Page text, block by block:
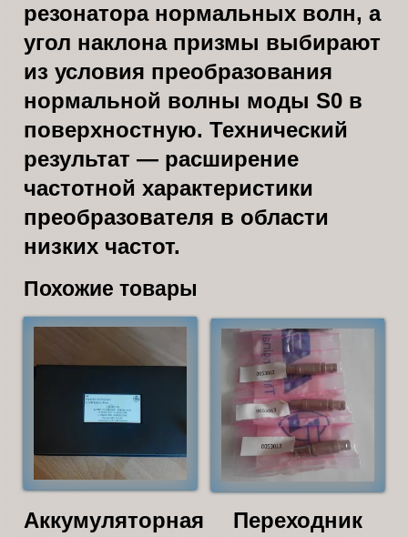
резонатора нормальных волн, а
угол наклона призмы выбирают
из условия преобразования
нормальной волны моды S0 в
поверхностную. Технический
результат — расширение
частотной характеристики
преобразователя в области
низких частот.
Похожие товары
Аккумуляторная
Переходник